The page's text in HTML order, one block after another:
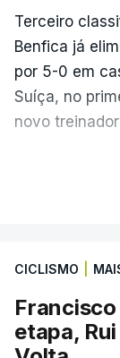
Terceiro
Benfica já
por 5-0 em
Suíça, no
novo treinador
Pela frente,
campeão
de serem
Graz, com um
Caso se
CICLISMO
etapa,